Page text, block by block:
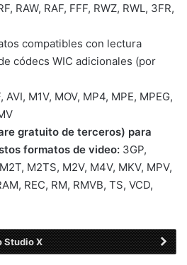
RAW, RAF, FFF, RWZ, RWL, 3FR,
compatibles con lectura
códecs WIC adicionales (por
AVI, M1V, MOV, MP4, MPE, MPEG,
gratuito de terceros) para
formatos de video: 3GP,
M2TS, M2V, M4V, MKV, MPV,
REC, RM, RMVB, TS, VCD,
Studio X